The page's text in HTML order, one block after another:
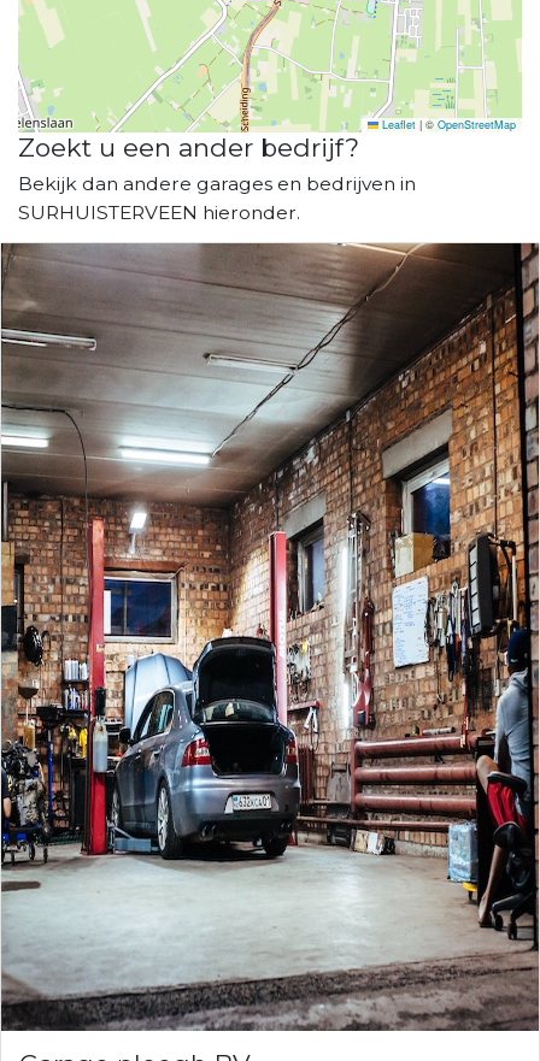
Leaflet | © OpenStreetMap
Zoekt u een ander bedrijf?
Bekijk dan andere garages en bedrijven in
SURHUISTERVEEN hieronder.